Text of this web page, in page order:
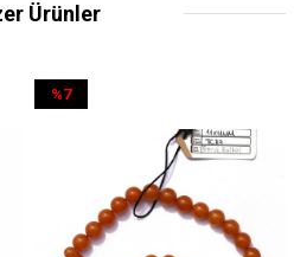
Ürünler
%7